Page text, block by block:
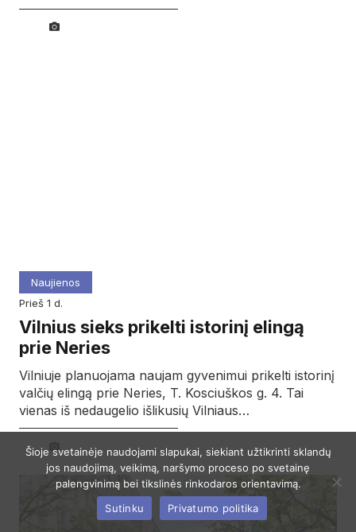
Naujienos
prieš 1 d.
Vilnius sieks prikelti istorinį elingą
prie Neries
Vilniuje planuojama naujam gyvenimui prikelti istorinį
valčių elingą prie Neries, T. Kosciuškos g. 4. Tai
vienas iš nedaugelio išlikusių Vilniaus…
Šioje svetainėje naudojami slapukai, siekiant užtikrinti sklandų
jos naudojimą, veikimą, naršymo proceso po svetainę
palengvinimą bei tikslinės rinkodaros orientavimą.
Sutinku
Privatumo politika